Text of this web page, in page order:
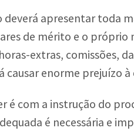
apresentar toda
de mérito e o
extras, comissões,
enorme prejuízo à
é com a instrução do
é necessária e